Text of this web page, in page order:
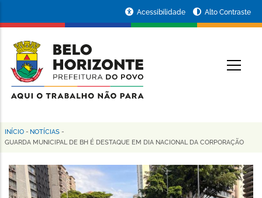
conteúdo
principal
da
Prefeitura
de
Horizonte
Acessibilidade Alto Contraste
Trilha
navegação
INÍCIO - NOTÍCIAS -
GUARDA MUNICIPAL DE BH É DESTAQUE EM DIA NACIONAL DA CORPORAÇÃO